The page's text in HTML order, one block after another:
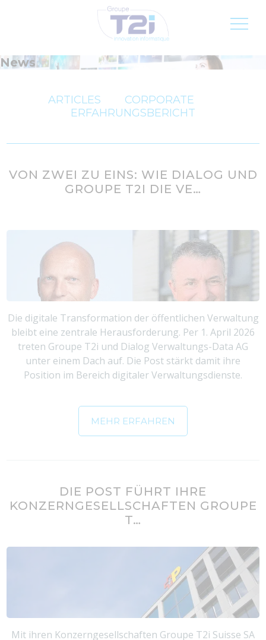
Jobs
News
ARTICLES
CORPORATE
ERFAHRUNGSBERICHT
VON ZWEI ZU EINS: WIE DIALOG UND
GROUPE T2I DIE VE…
Die digitale Transformation der öffentlichen Verwaltung
bleibt eine zentrale Herausforderung. Per 1. April 2026
treten Groupe T2i und Dialog Verwaltungs-Data AG
unter einem Dach auf. Die Post stärkt damit ihre
Position im Bereich digitaler Verwaltungsdienste.
MEHR ERFAHREN
DIE POST FÜHRT IHRE
KONZERNGESELLSCHAFTEN GROUPE
T…
Mit ihren Konzerngesellschaften Groupe T2i Suisse SA